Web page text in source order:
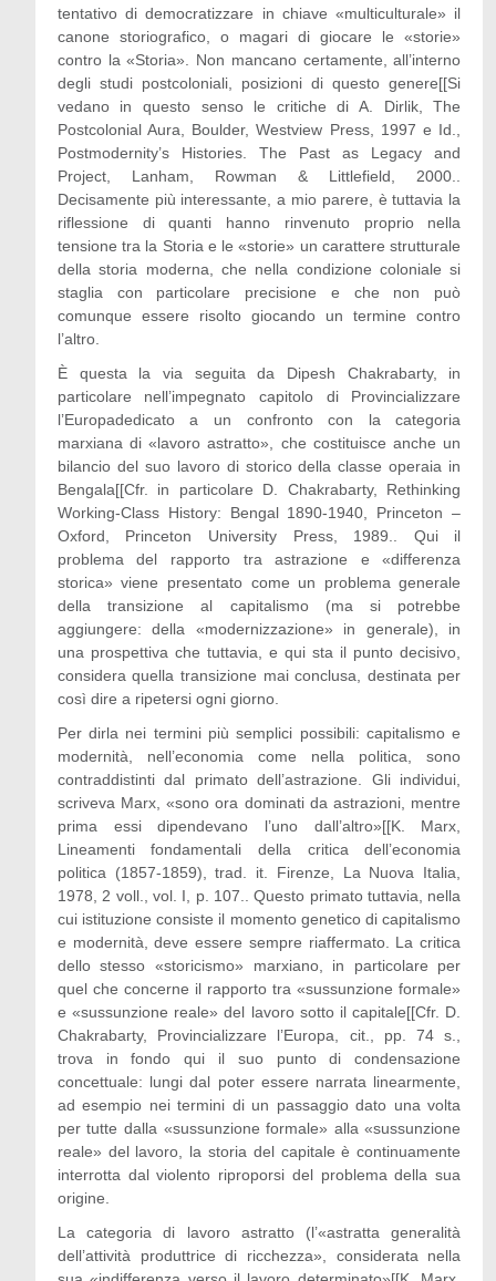
tentativo di democratizzare in chiave «multiculturale» il
canone storiografico, o magari di giocare le «storie»
contro la «Storia». Non mancano certamente, all’interno
degli studi postcoloniali, posizioni di questo genere[[Si
vedano in questo senso le critiche di A. Dirlik, The
Postcolonial Aura, Boulder, Westview Press, 1997 e Id.,
Postmodernity’s Histories. The Past as Legacy and
Project, Lanham, Rowman & Littlefield, 2000..
Decisamente più interessante, a mio parere, è tuttavia la
riflessione di quanti hanno rinvenuto proprio nella
tensione tra la Storia e le «storie» un carattere strutturale
della storia moderna, che nella condizione coloniale si
staglia con particolare precisione e che non può
comunque essere risolto giocando un termine contro
l’altro.
È questa la via seguita da Dipesh Chakrabarty, in
particolare nell’impegnato capitolo di Provincializzare
l’Europadedicato a un confronto con la categoria
marxiana di «lavoro astratto», che costituisce anche un
bilancio del suo lavoro di storico della classe operaia in
Bengala[[Cfr. in particolare D. Chakrabarty, Rethinking
Working-Class History: Bengal 1890-1940, Princeton –
Oxford, Princeton University Press, 1989.. Qui il
problema del rapporto tra astrazione e «differenza
storica» viene presentato come un problema generale
della transizione al capitalismo (ma si potrebbe
aggiungere: della «modernizzazione» in generale), in
una prospettiva che tuttavia, e qui sta il punto decisivo,
considera quella transizione mai conclusa, destinata per
così dire a ripetersi ogni giorno.
Per dirla nei termini più semplici possibili: capitalismo e
modernità, nell’economia come nella politica, sono
contraddistinti dal primato dell’astrazione. Gli individui,
scriveva Marx, «sono ora dominati da astrazioni, mentre
prima essi dipendevano l’uno dall’altro»[[K. Marx,
Lineamenti fondamentali della critica dell’economia
politica (1857-1859), trad. it. Firenze, La Nuova Italia,
1978, 2 voll., vol. I, p. 107.. Questo primato tuttavia, nella
cui istituzione consiste il momento genetico di capitalismo
e modernità, deve essere sempre riaffermato. La critica
dello stesso «storicismo» marxiano, in particolare per
quel che concerne il rapporto tra «sussunzione formale»
e «sussunzione reale» del lavoro sotto il capitale[[Cfr. D.
Chakrabarty, Provincializzare l’Europa, cit., pp. 74 s.,
trova in fondo qui il suo punto di condensazione
concettuale: lungi dal poter essere narrata linearmente,
ad esempio nei termini di un passaggio dato una volta
per tutte dalla «sussunzione formale» alla «sussunzione
reale» del lavoro, la storia del capitale è continuamente
interrotta dal violento riproporsi del problema della sua
origine.
La categoria di lavoro astratto (l’«astratta generalità
dell’attività produttrice di ricchezza», considerata nella